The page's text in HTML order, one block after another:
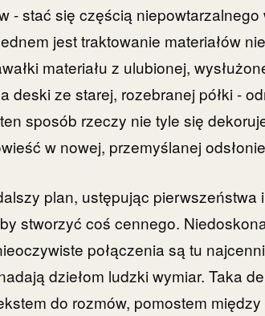
- stać się częścią niepowtarzalnego
jest traktowanie materiałów
materiału z ulubionej,
deski ze starej, rozebranej półki -
sposób rzeczy nie tyle się
w nowej, przemyślanej
plan, ustępując pierwszeństwa
stworzyć coś cennego.
połączenia są tu
dziełom ludzki wymiar. Taka
do rozmów, pomostem